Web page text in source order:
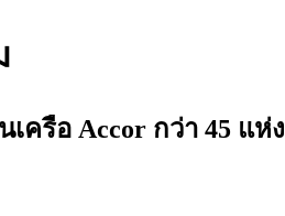
ครือ Accor กว่า 45 แห่ง